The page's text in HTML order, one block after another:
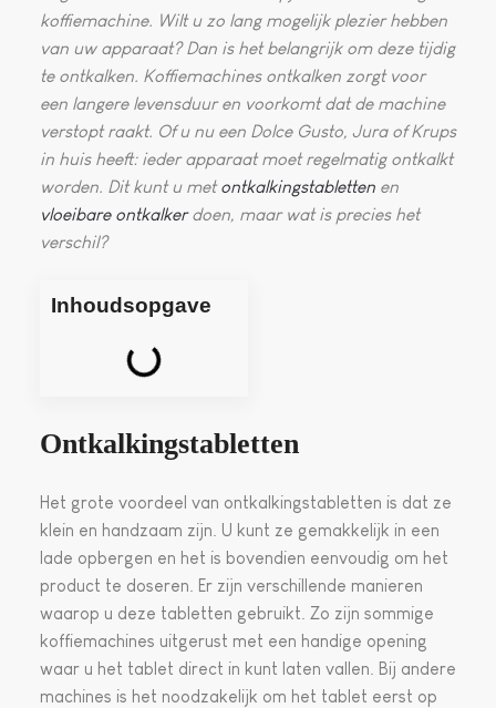
koffiemachine. Wilt u zo lang mogelijk plezier hebben
van uw apparaat? Dan is het belangrijk om deze tijdig
te ontkalken. Koffiemachines ontkalken zorgt voor
een langere levensduur en voorkomt dat de machine
verstopt raakt. Of u nu een Dolce Gusto, Jura of Krups
in huis heeft: ieder apparaat moet regelmatig ontkalkt
worden. Dit kunt u metontkalkingstabletten en
vloeibare ontkalkerdoen, maar wat is precies het
verschil?
Inhoudsopgave
Ontkalkingstabletten
Het grote voordeel van ontkalkingstabletten is dat ze
klein en handzaam zijn. U kunt ze gemakkelijk in een
lade opbergen en het is bovendien eenvoudig om het
product te doseren. Er zijn verschillende manieren
waarop u deze tabletten gebruikt. Zo zijn sommige
koffiemachines uitgerust met een handige opening
waar u het tablet direct in kunt laten vallen. Bij andere
machines is het noodzakelijk om het tablet eerst op